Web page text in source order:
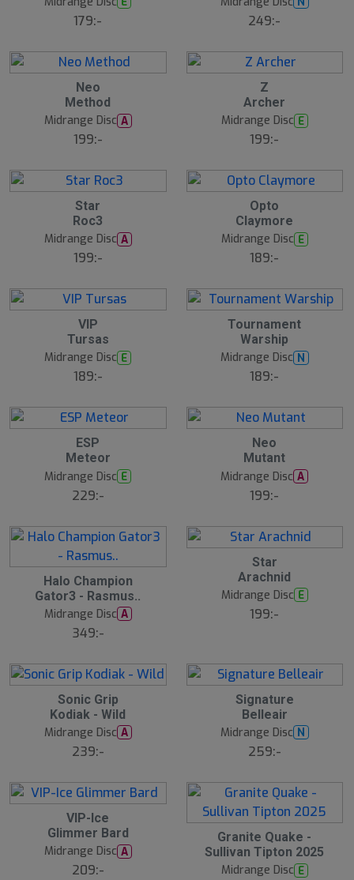
179:- 249:-
Neo
Method
Midrange Disc A
199:-
Z
Archer
Midrange Disc E
199:-
Star
Roc3
Midrange Disc A
199:-
Opto
Claymore
Midrange Disc E
189:-
VIP
Tursas
Midrange Disc E
189:-
Tournament
Warship
Midrange Disc N
189:-
ESP
Meteor
Midrange Disc E
229:-
Neo
Mutant
Midrange Disc A
199:-
Halo Champion
Gator3 - Rasmus..
Midrange Disc A
349:-
Star
Arachnid
Midrange Disc E
199:-
Sonic Grip
Kodiak - Wild
Midrange Disc A
239:-
Signature
Belleair
Midrange Disc N
259:-
VIP-Ice
Glimmer Bard
Midrange Disc A
209:-
Granite Quake -
Sullivan Tipton 2025
Midrange Disc E